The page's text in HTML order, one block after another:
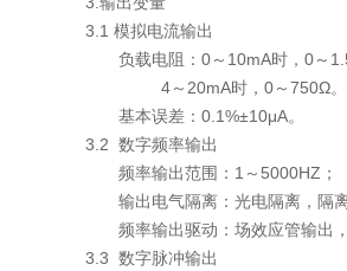
3.1 模拟电流输出
负载电阻：0～10mA时，0～
4～20mA时，0～750Ω。
基本误差：0.1%±10μA。
3.2 数字频率输出
频率输出范围：1～5000HZ；
输出电气隔离：光电隔离，隔离
频率输出驱动：场效应管输出，
3.3 数字脉冲输出